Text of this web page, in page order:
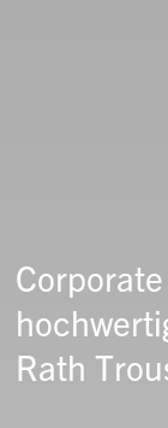
Rath